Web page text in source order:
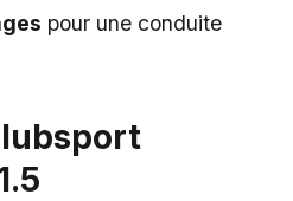
pour une conduite